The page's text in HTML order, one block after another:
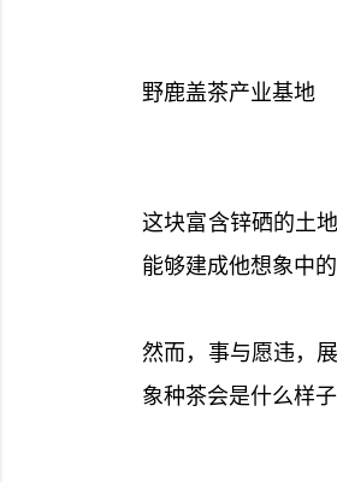
野鹿盖茶产业基地
这块富含锌硒的土
能够建成他想象中的
然而，事与愿违，
象种茶会是什么样